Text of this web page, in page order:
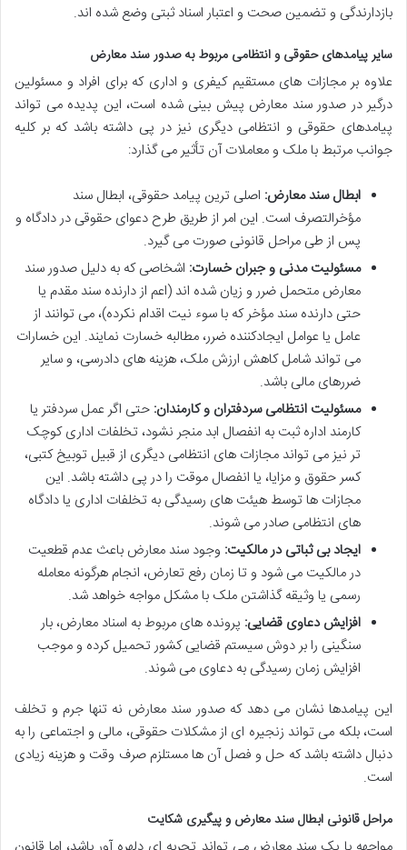
بازدارندگی و تضمین صحت و اعتبار اسناد ثبتی وضع شده اند.
سایر پیامدهای حقوقی و انتظامی مربوط به صدور سند معارض
علاوه بر مجازات های مستقیم کیفری و اداری که برای افراد و مسئولین
درگیر در صدور سند معارض پیش بینی شده است، این پدیده می تواند
پیامدهای حقوقی و انتظامی دیگری نیز در پی داشته باشد که بر کلیه
جوانب مرتبط با ملک و معاملات آن تأثیر می گذارد:
ابطال سند معارض: اصلی ترین پیامد حقوقی، ابطال سند
مؤخرالتصرف است. این امر از طریق طرح دعوای حقوقی در دادگاه و
پس از طی مراحل قانونی صورت می گیرد.
مسئولیت مدنی و جبران خسارت: اشخاصی که به دلیل صدور سند
معارض متحمل ضرر و زیان شده اند (اعم از دارنده سند مقدم یا
حتی دارنده سند مؤخر که با سوء نیت اقدام نکرده)، می توانند از
عامل یا عوامل ایجادکننده ضرر، مطالبه خسارت نمایند. این خسارات
می تواند شامل کاهش ارزش ملک، هزینه های دادرسی، و سایر
ضررهای مالی باشد.
مسئولیت انتظامی سردفتران و کارمندان: حتی اگر عمل سردفتر یا
کارمند اداره ثبت به انفصال ابد منجر نشود، تخلفات اداری کوچک
تر نیز می تواند مجازات های انتظامی دیگری از قبیل توبیخ کتبی،
کسر حقوق و مزایا، یا انفصال موقت را در پی داشته باشد. این
مجازات ها توسط هیئت های رسیدگی به تخلفات اداری یا دادگاه
های انتظامی صادر می شوند.
ایجاد بی ثباتی در مالکیت: وجود سند معارض باعث عدم قطعیت
در مالکیت می شود و تا زمان رفع تعارض، انجام هرگونه معامله
رسمی یا وثیقه گذاشتن ملک با مشکل مواجه خواهد شد.
افزایش دعاوی قضایی: پرونده های مربوط به اسناد معارض، بار
سنگینی را بر دوش سیستم قضایی کشور تحمیل کرده و موجب
افزایش زمان رسیدگی به دعاوی می شوند.
این پیامدها نشان می دهد که صدور سند معارض نه تنها جرم و تخلف
است، بلکه می تواند زنجیره ای از مشکلات حقوقی، مالی و اجتماعی را به
دنبال داشته باشد که حل و فصل آن ها مستلزم صرف وقت و هزینه زیادی
است.
مراحل قانونی ابطال سند معارض و پیگیری شکایت